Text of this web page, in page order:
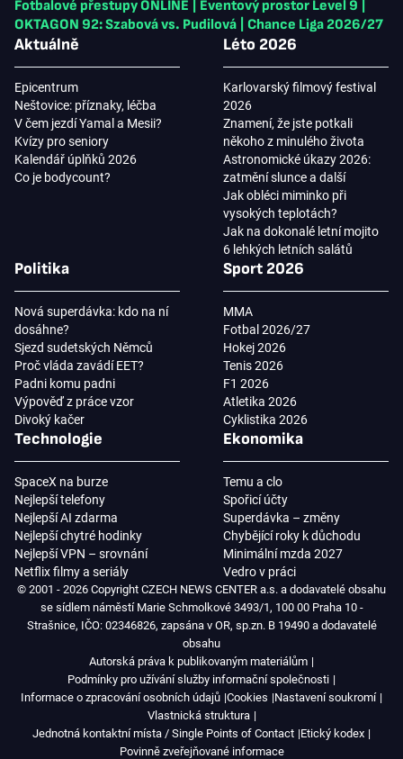
Fotbalové přestupy ONLINE
Eventový prostor Level 9
OKTAGON 92: Szabová vs. Pudilová
Chance Liga 2026/27
Aktuálně
Epicentrum
Neštovice: příznaky, léčba
V čem jezdí Yamal a Mesii?
Kvízy pro seniory
Kalendář úplňků 2026
Co je bodycount?
Léto 2026
Karlovarský filmový festival
2026
Znamení, že jste potkali
někoho z minulého života
Astronomické úkazy 2026:
zatmění slunce a další
Jak obléci miminko při
vysokých teplotách?
Jak na dokonalé letní mojito
6 lehkých letních salátů
Politika
Nová superdávka: kdo na ní
dosáhne?
Sjezd sudetských Němců
Proč vláda zavádí EET?
Padni komu padni
Výpověď z práce vzor
Divoký kačer
Sport 2026
MMA
Fotbal 2026/27
Hokej 2026
Tenis 2026
F1 2026
Atletika 2026
Cyklistika 2026
Technologie
SpaceX na burze
Nejlepší telefony
Nejlepší AI zdarma
Nejlepší chytré hodinky
Nejlepší VPN – srovnání
Netflix filmy a seriály
Ekonomika
Temu a clo
Spořicí účty
Superdávka – změny
Chybějící roky k důchodu
Minimální mzda 2027
Vedro v práci
© 2001 - 2026 Copyright CZECH NEWS CENTER a.s. a dodavatelé obsahu
se sídlem náměstí Marie Schmolkové 3493/1, 100 00 Praha 10 -
Strašnice, IČO: 02346826, zapsána v OR, sp.zn. B 19490 a dodavatelé
obsahu
Autorská práva k publikovaným materiálům
Podmínky pro užívání služby informační společnosti
Informace o zpracování osobních údajů Cookies Nastavení soukromí
Vlastnická struktura
Jednotná kontaktní místa / Single Points of Contact Etický kodex
Povinně zveřejňované informace